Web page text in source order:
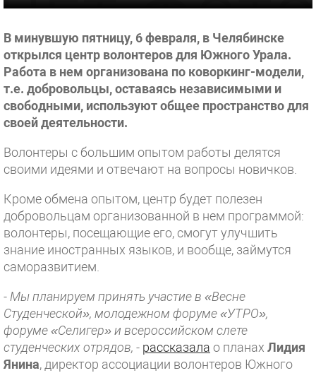
В минувшую пятницу, 6 февраля, в Челябинске
открылся центр волонтеров для Южного Урала.
Работа в нем организована по коворкинг-модели,
т.е. добровольцы, оставаясь независимыми и
свободными, используют общее пространство для
своей деятельности.
Волонтеры с большим опытом работы делятся
своими идеями и отвечают на вопросы новичков.
Кроме обмена опытом, центр будет полезен
добровольцам организованной в нем программой:
волонтеры, посещающие его, смогут улучшить
знание иностранных языков, и вообще, займутся
саморазвитием.
- Мы планируем принять участие в «Весне
Студенческой», молодежном форуме «УТРО»,
форуме «Селигер» и всероссийском слете
студенческих отрядов, - рассказала о планах Лидия
Янина, директор ассоциации волонтеров Южного